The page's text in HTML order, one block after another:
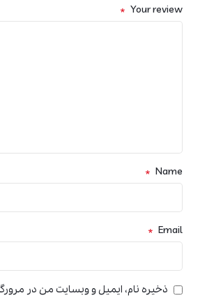
Your review
*
Name
*
Email
*
ذخیره نام، ایمیل و وبسایت من در